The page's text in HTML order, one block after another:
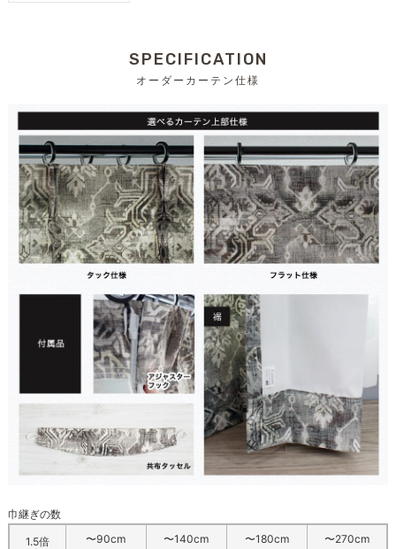
SPECIFICATION
オーダーカーテン仕様
巾継ぎの数
1.5倍
〜90cm 〜140cm 〜180cm 〜270cm